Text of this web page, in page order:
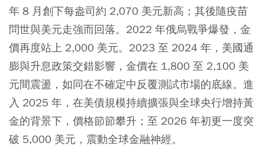
年 8 月創下每盎司約 2,070 美元新高；其後隨疫苗
問世與美元走強而回落。2022 年俄烏戰爭爆發，金
價再度站上 2,000 美元。2023 至 2024 年，美國通
膨與升息政策交錯影響，金價在 1,800 至 2,100 美
元間震盪，如同在不確定中反覆測試市場的底線。進
入 2025 年，在美債規模持續擴張與全球央行增持黃
金的背景下，價格節節攀升；至 2026 年初更一度突
破 5,000 美元，震動全球金融神經。